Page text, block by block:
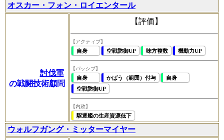
オスカー・フォン・ロイエンタール
討伐軍
の戦闘技術顧問
【評価】
【アクティブ】
自身 空戦防御UP 味方複数 機動力UP
【パッシブ】
自身 かばう（範囲）付与
自身
空戦防御UP
【内政】
駆逐艦の生産資源低下
ウォルフガング・ミッターマイヤー